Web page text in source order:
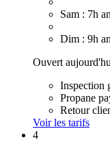
Sam : 7h
Dim : 9h
Ouvert
Inspection
Propane
Retour
Voir les tarifs
4